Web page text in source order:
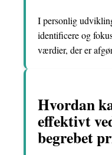
I personlig
identificere og
værdier, der er
Hvordan
effektivt
begrebet